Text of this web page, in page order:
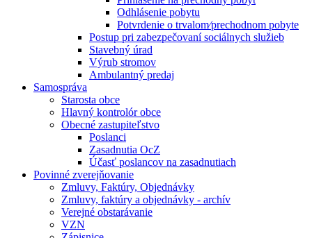
Odhlásenie pobytu
Potvrdenie o trvalom⁄prechodnom pobyte
Postup pri zabezpečovaní sociálnych služieb
Stavebný úrad
Výrub stromov
Ambulantný predaj
Samospráva
Starosta obce
Hlavný kontrolór obce
Obecné zastupiteľstvo
Poslanci
Zasadnutia OcZ
Účasť poslancov na zasadnutiach
Povinné zverejňovanie
Zmluvy, Faktúry, Objednávky
Zmluvy, faktúry a objednávky - archív
Verejné obstarávanie
VZN